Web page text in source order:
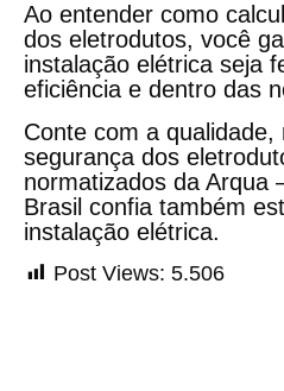
Ao entender como
dos eletrodutos, você
instalação elétrica seja
eficiência e dentro das
Conte com a qualidade,
segurança dos
normatizados da
Brasil confia também
instalação elétrica.
Post Views: 5.506